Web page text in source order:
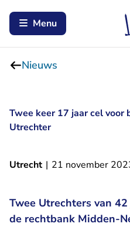
Menu
Nieuws
Twee keer 17 jaar cel voor
Utrechter
Utrecht | 21 november
Twee Utrechters van
de rechtbank Midden-